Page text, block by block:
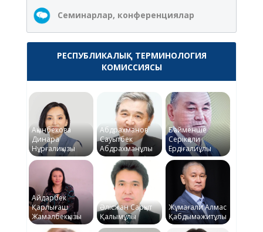
Семинарлар, конференциялар
РЕСПУБЛИКАЛЫҚ ТЕРМИНОЛОГИЯ
КОМИССИЯСЫ
Ақынбекова
Динара
Нұрғалиқызы
Абдрахманов
Сауытбек
Абдрахманұлы
Байменше
Серікқали
Ердіғалиұлы
Айдарбек
Қарлығаш
Жамалбекқызы
Әлісжан Сарқыт
Қалымұлы
Жұмағали Алмас
Қабдымәжитұлы